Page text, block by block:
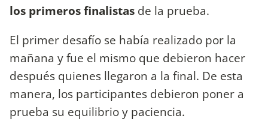
los primeros finalistas de la prueba.
El primer desafío se había realizado por la
mañana y fue el mismo que debieron hacer
después quienes llegaron a la final. De esta
manera, los participantes debieron poner a
prueba su equilibrio y paciencia.